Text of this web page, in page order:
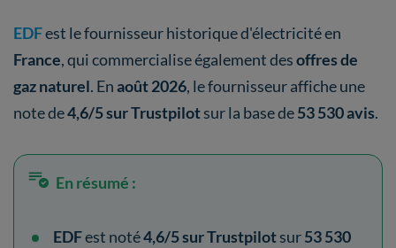
EDFest le fournisseur historique d'électricité en
France, qui commercialise également desoffres de
gaz naturel. Enaoût 2026, le fournisseur affiche une
note de4,6/5 sur Trustpilotsur la base de53 530 avis.
En résumé :
EDFest noté4,6/5 sur Trustpilotsur53 530